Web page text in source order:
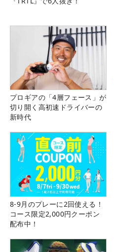
プロギアの「4層フェース」が
切り開く高初速ドライバーの
新時代
8-9月のプレーに2回使える！
コース限定2,000円クーポン
配布中！